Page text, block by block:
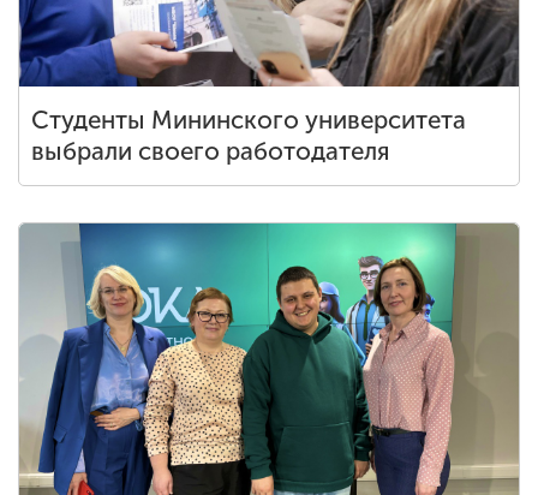
Студенты Мининского университета
выбрали своего работодателя